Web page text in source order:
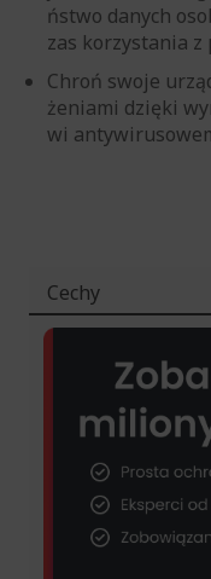
ństwo danych
zas korzystania z
Chroń swoje
żeniami dzięki
wi
Cechy